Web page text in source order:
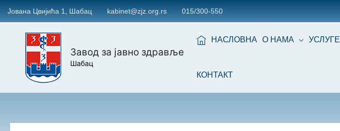
Јована Цвијића 1, Шабац kabinet@zjz.org.rs 015/300-550
Завод за јавно здравље
Шабац
НАСЛОВНА О НАМА УСЛУГЕ
КОНТАКТ